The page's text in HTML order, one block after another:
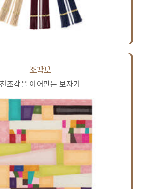
조각보
천조각을 이어만든 보자기